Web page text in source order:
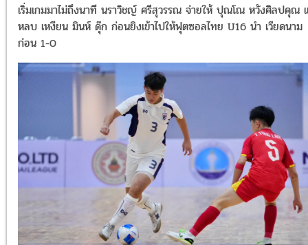
เริ่มเกมมาไม่ถึงนาที นราวิชญ์ ศรีสุวรรณ จ่ายให้ ปุณโณ หวังศิลปคุณ
หลบ เหงียน มินห์ ดุ๊ก ก่อนยิงเข้าไปให้ฟุตซอลไทย U16 นำ เวียดนาม
ก่อน 1-0